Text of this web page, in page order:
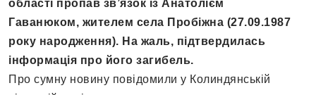
області пропав зв’язок із Анатолієм
Гаванюком, жителем села Пробіжна (27.09.1987
року народження). На жаль, підтвердилась
інформація про його загибель.
Про сумну новину повідомили у Колиндянській